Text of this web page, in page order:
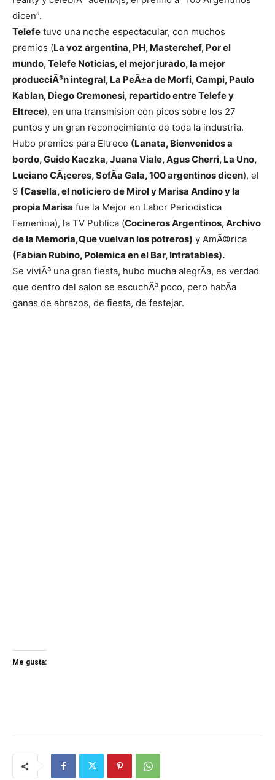
dicen”.
Telefe tuvo una noche espectacular, con muchos
premios (La voz argentina, PH, Masterchef, Por el
mundo, Telefe Noticias, el mejor jurado, la mejor
producciÃ³n integral, La PeÃ±a de Morfi, Campi, Paulo
Kablan, Diego Cremonesi, repartido entre Telefe y
Eltrece), en una transmision con picos sobre los 27
puntos y un gran reconocimiento de toda la industria.
Hubo premios para Eltrece (Lanata, Bienvenidos a
bordo, Guido Kaczka, Juana Viale, Agus Cherri, La Uno,
Luciano CÃ¡ceres, SofÃ­a Gala, 100 argentinos dicen), el
9 (Casella, el noticiero de Mirol y Marisa Andino y la
propia Marisa fue la Mejor en Labor Periodistica
Femenina), la TV Publica (Cocineros Argentinos, Archivo
de la Memoria,Que vuelvan los potreros) y AmÃ©rica
(Fabian Rubino, Polemica en el Bar, Intratables).
Se viviÃ³ una gran fiesta, hubo mucha alegrÃ­a, es verdad
que dentro del salon se escuchÃ³ poco, pero habÃ­a
ganas de abrazos, de fiesta, de festejar.
Me gusta: